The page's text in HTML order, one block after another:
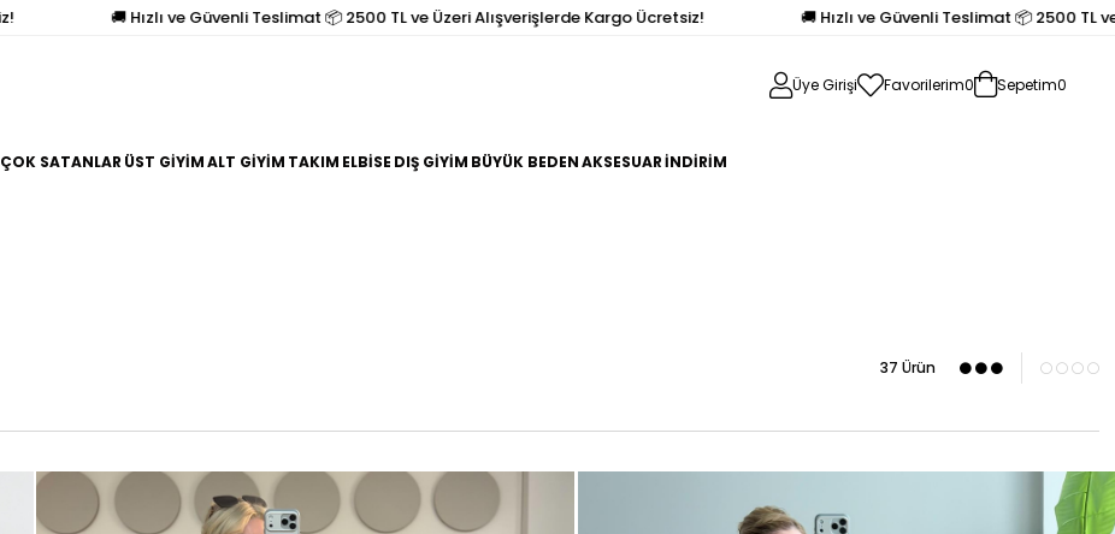
🚚 Hızlı ve Güvenli Teslimat 📦 2500 TL ve Üzeri Alışverişlerde Kargo Ücretsiz! 🚚 Hızlı ve Güvenli Teslimat 📦 2500 TL ve Üzeri
Üye Girişi Favorilerim0 Sepetim0
ÇOK SATANLAR ÜST GİYİMALT GİYİM TAKIM ELBİSE DIŞ GİYİM BÜYÜK BEDENAKSESUARİNDİRİM
37 Ürün